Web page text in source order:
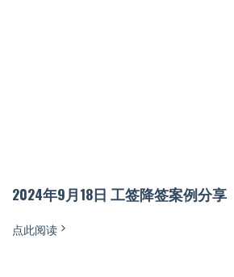
2024年9月18日 工签降签案例分享
点此阅读